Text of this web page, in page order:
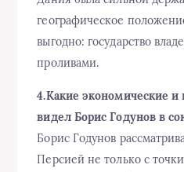
географическое
выгодно: государство
проливами.
4.Какие экономические
видел Борис Годунов в
Борис Годунов
Персией не только с